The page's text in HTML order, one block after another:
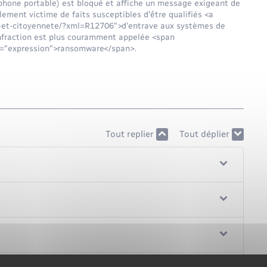
portable) est bloqué et affiche un message exigeant de
victime de faits susceptibles d'être qualifiés <a
citoyennete/?xml=R12706">d'entrave aux systèmes de
est plus couramment appelée <span
span>.
Tout replier Tout déplier